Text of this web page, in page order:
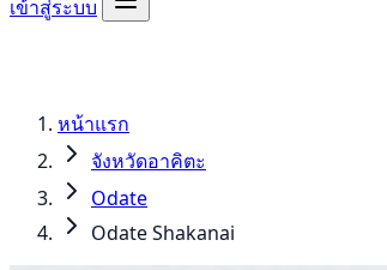
เข้าสู่ระบบ
หน้าแรก
จังหวัดอาคิตะ
Odate
Odate Shakanai